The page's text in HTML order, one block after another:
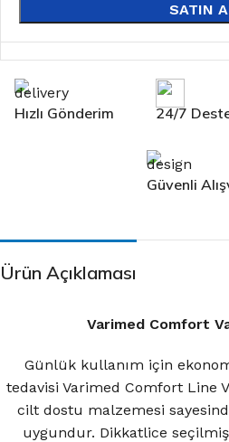
SATIN
Hızlı Gönderim 24/7
Güvenli
Ürün Açıklaması
Varimed Comfort
Günlük kullanım için
tedavisi Varimed Comfort Line
cilt dostu malzemesi
uygundur. Dikkatlice